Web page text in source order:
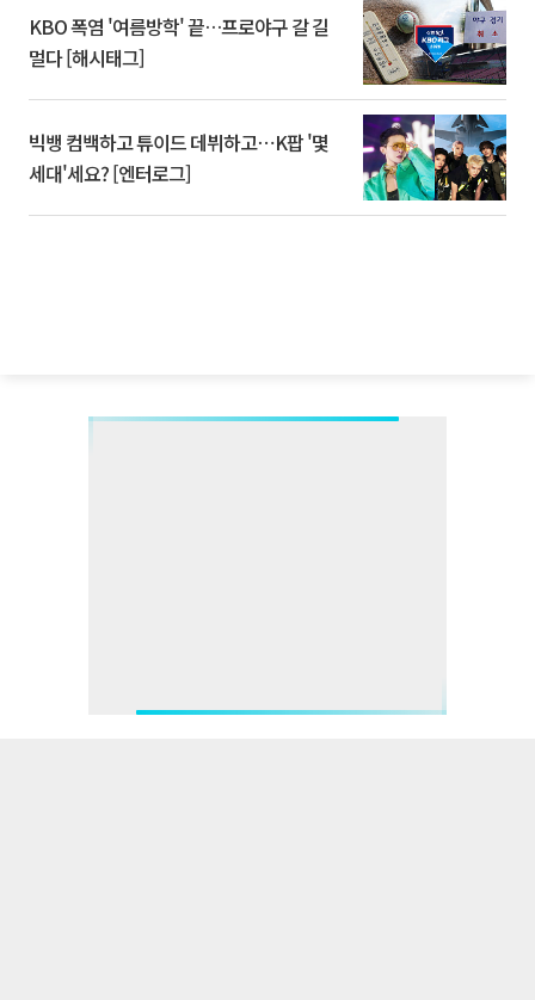
KBO 폭염 '여름방학' 끝…프로야구 갈 길
멀다 [해시태그]
빅뱅 컴백하고 튜이드 데뷔하고⋯K팝 '몇
세대'세요? [엔터로그]